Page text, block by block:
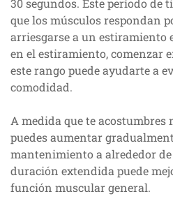
30 segundos. Este período de
que los músculos respondan
arriesgarse a un estiramiento
en el estiramiento, comenzar
este rango puede ayudarte a
comodidad.
A medida que te acostumbres
puedes aumentar
mantenimiento a alrededor de
duración extendida puede
función muscular general.